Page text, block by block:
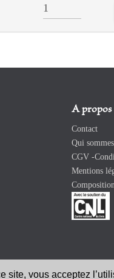
site, vous acceptez
A propos
Contact
Qui
CGV -
Mentions
Copyright